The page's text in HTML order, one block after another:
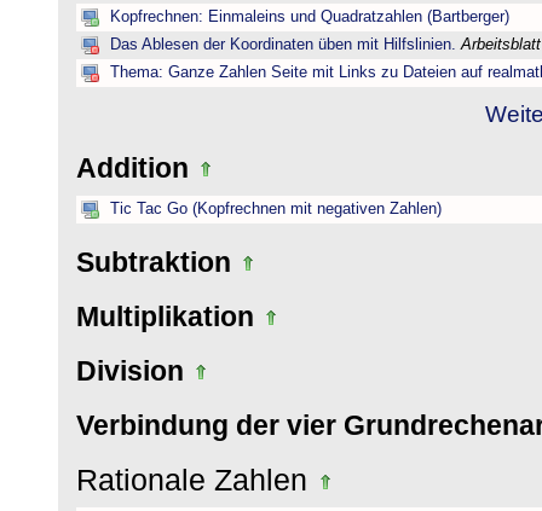
Kopfrechnen: Einmaleins und Quadratzahlen (Bartberger)
Das Ablesen der Koordinaten üben mit Hilfslinien.
Thema: Ganze Zahlen Seite mit Links zu Dateien auf
Addition
Tic Tac Go (Kopfrechnen mit negativen Zahlen)
Subtraktion
Multiplikation
Division
Verbindung der vier
Rationale Zahlen